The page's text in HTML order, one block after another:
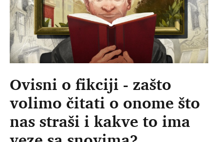
Ovisni o fikciji - zašto
volimo čitati o onome što
nas straši i kakve to ima